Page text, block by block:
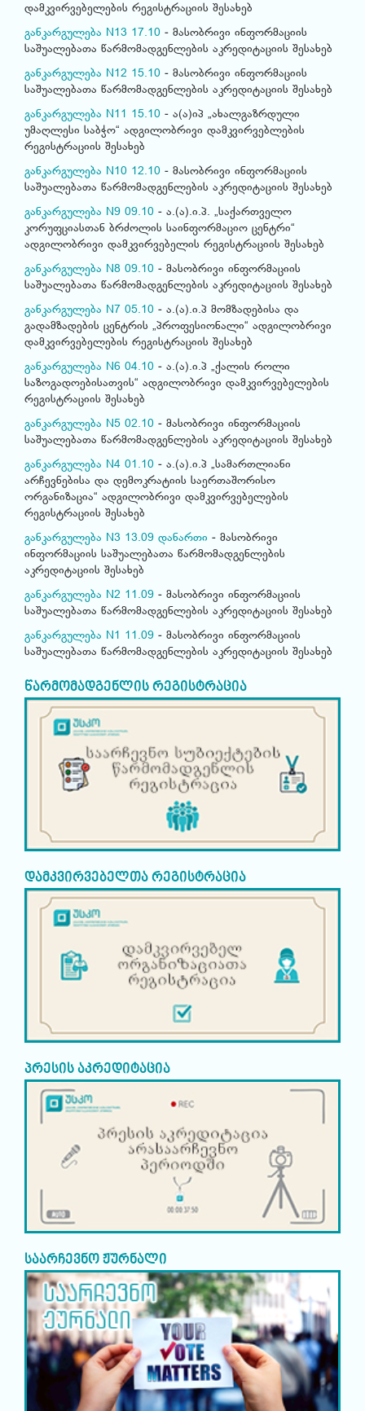
დამკვირვებელების რეგისტრაციის შესახებ
განკარგულება N13 17.10 - მასობრივი ინფორმაციის
საშუალებათა წარმომადგენლების აკრედიტაციის შესახებ
განკარგულება N12 15.10 - მასობრივი ინფორმაციის
საშუალებათა წარმომადგენლების აკრედიტაციის შესახებ
განკარგულება N11 15.10 - ა(ა)იპ „ახალგაზრდული
უმაღლესი საბჭო“ ადგილობრივი დამკვირვებლების
რეგისტრაციის შესახებ
განკარგულება N10 12.10 - მასობრივი ინფორმაციის
საშუალებათა წარმომადგენლების აკრედიტაციის შესახებ
განკარგულება N9 09.10 - ა.(ა).ი.პ. „საქართველო
კორუფციასთან ბრძოლის საინფორმაციო ცენტრი“
ადგილობრივი დამკვირვებელის რეგისტრაციის შესახებ
განკარგულება N8 09.10 - მასობრივი ინფორმაციის
საშუალებათა წარმომადგენლების აკრედიტაციის შესახებ
განკარგულება N7 05.10 - ა.(ა).ი.პ მომზადებისა და
გადამზადების ცენტრის „პროფესიონალი“ ადგილობრივი
დამკვირვებელების რეგისტრაციის შესახებ
განკარგულება N6 04.10 - ა.(ა).ი.პ „ქალის როლი
საზოგადოებისათვის“ ადგილობრივი დამკვირვებელების
რეგისტრაციის შესახებ
განკარგულება N5 02.10 - მასობრივი ინფორმაციის
საშუალებათა წარმომადგენლების აკრედიტაციის შესახებ
განკარგულება N4 01.10 - ა.(ა).ი.პ „სამართლიანი
არჩევნებისა და დემოკრატიის საერთაშორისო
ორგანიზაცია“ ადგილობრივი დამკვირვებელების
რეგისტრაციის შესახებ
განკარგულება N3 13.09 დანართი - მასობრივი
ინფორმაციის საშუალებათა წარმომადგენლების
აკრედიტაციის შესახებ
განკარგულება N2 11.09 - მასობრივი ინფორმაციის
საშუალებათა წარმომადგენლების აკრედიტაციის შესახებ
განკარგულება N1 11.09 - მასობრივი ინფორმაციის
საშუალებათა წარმომადგენლების აკრედიტაციის შესახებ
წარმომადგენლის რეგისტრაცია
დამკვირვებელთა რეგისტრაცია
პრესის აკრედიტაცია
საარჩევნო ჟურნალი